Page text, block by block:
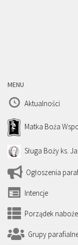
MENU
Aktualności
Matka Boża
Sługa Boży ks.
Ogłoszenia
Intencje
Porządek
Grupy